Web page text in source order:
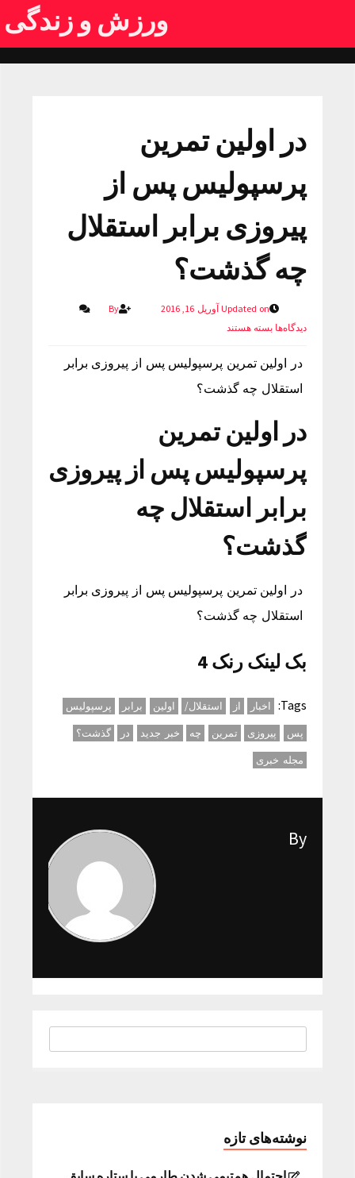
ورزش و زندگی
در اولین تمرین
پرسپولیس پس از
پیروزی برابر استقلال
چه گذشت؟
Updated on آوریل 16, 2016
By
دیدگاه‌هابسته هستند
در اولین تمرین پرسپولیس پس از پیروزی برابر
استقلال چه گذشت؟
در اولین تمرین
پرسپولیس پس از پیروزی
برابر استقلال چه
گذشت؟
در اولین تمرین پرسپولیس پس از پیروزی برابر
استقلال چه گذشت؟
بک لینک رنک 4
Tags: اخبار از استقلال/ اولین برابر
پرسپولیس
پس
پیروزی تمرین چه خبر جدید در
گذشت؟
مجله خبری
By
نوشته‌های تازه